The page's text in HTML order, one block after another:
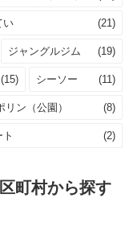
い (21)
ジャングルジム (19)
(15) シーソー (11)
リン（公園） (8)
(2)
町村から探す